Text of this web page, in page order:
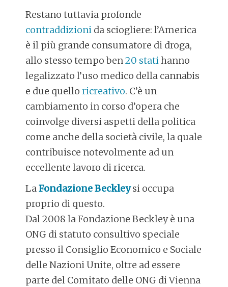
Restano tuttavia profonde
contraddizioni da sciogliere: l’America
è il più grande consumatore di droga,
allo stesso tempo ben20 statihanno
legalizzato l’uso medico della cannabis
e due quelloricreativo. C’è un
cambiamento in corso d’opera che
coinvolge diversi aspetti della politica
come anche della società civile, la quale
contribuisce notevolmente ad un
eccellente lavoro di ricerca.
LaFondazione Beckleysi occupa
proprio di questo.
Dal 2008 la Fondazione Beckley è una
ONG di statuto consultivo speciale
presso il Consiglio Economico e Sociale
delle Nazioni Unite, oltre ad essere
parte del Comitato delle ONG di Vienna